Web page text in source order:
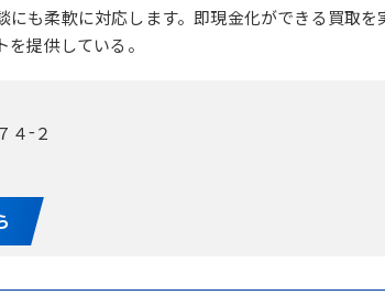
も柔軟に対応します。即現金化ができる買取を
提供している。
４−２